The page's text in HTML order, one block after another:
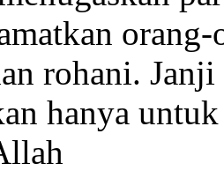
rohani.
hanya